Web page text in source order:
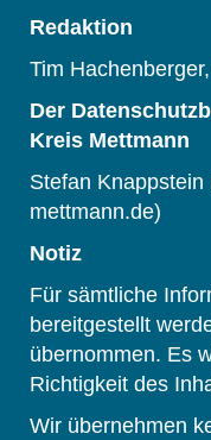
Redaktion
Tim
Der
Kreis Mettmann
Stefan
mettmann.de)
Notiz
Für sämtliche
bereitgestellt
übernommen. Es
Richtigkeit des
Wir übernehmen